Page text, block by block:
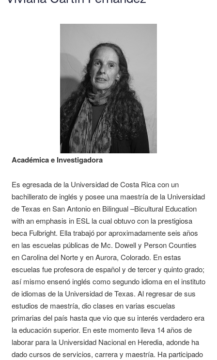
Académica e Investigadora
Es egresada de la Universidad de Costa Rica con un
bachillerato de inglés y posee una maestría de la Universidad
de Texas en San Antonio en Bilingual –Bicultural Education
with an emphasis in ESL la cual obtuvo con la prestigiosa
beca Fulbright. Ella trabajó por aproximadamente seis años
en las escuelas públicas de Mc. Dowell y Person Counties
en Carolina del Norte y en Aurora, Colorado. En estas
escuelas fue profesora de español y de tercer y quinto grado;
así mismo ensenó inglés como segundo idioma en el instituto
de idiomas de la Universidad de Texas. Al regresar de sus
estudios de maestría, dio clases en varias escuelas
primarias del país hasta que vio que su interés verdadero era
la educación superior. En este momento lleva 14 años de
laborar para la Universidad Nacional en Heredia, adonde ha
dado cursos de servicios, carrera y maestría. Ha participado